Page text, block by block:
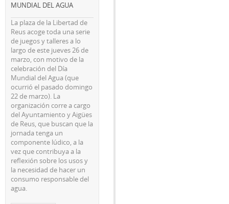
MUNDIAL DEL AGUA
La plaza de la Libertad de
Reus acoge toda una serie
de juegos y talleres a lo
largo de este jueves 26 de
marzo, con motivo de la
celebración del Día
Mundial del Agua (que
ocurrió el pasado domingo
22 de marzo). La
organización corre a cargo
del Ayuntamiento y Aigües
de Reus, que buscan que la
jornada tenga un
componente lúdico, a la
vez que contribuya a la
reflexión sobre los usos y
la necesidad de hacer un
consumo responsable del
agua.